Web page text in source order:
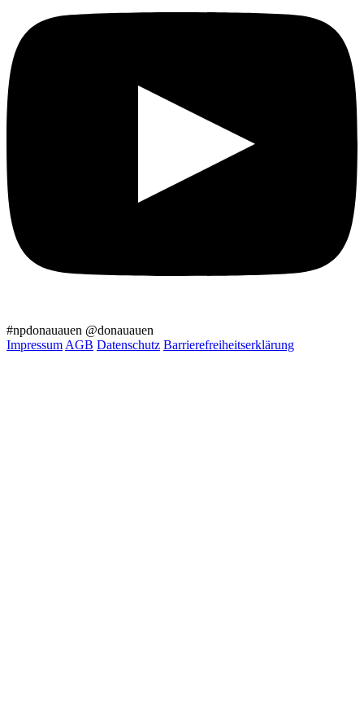
#npdonauauen @donauauen
Impressum AGB Datenschutz Barrierefreiheitserklärung